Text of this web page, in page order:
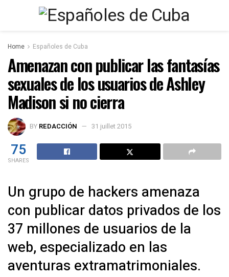
Home Españoles de Cuba
Amenazan con publicar las fantasías
sexuales de los usuarios de Ashley
Madison si no cierra
BY REDACCIÓN 31 juillet 2015
75
SHARES
Un grupo de hackers amenaza
con publicar datos privados de los
37 millones de usuarios de la
web, especializado en las
aventuras extramatrimoniales.